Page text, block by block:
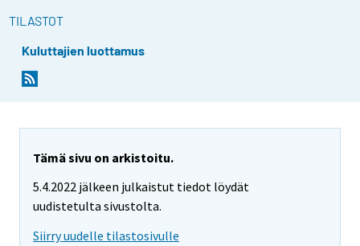
TILASTOT
Kuluttajien luottamus
Tämä sivu on arkistoitu.
5.4.2022 jälkeen julkaistut tiedot löydät
uudistetulta sivustolta.
Siirry uudelle tilastosivulle